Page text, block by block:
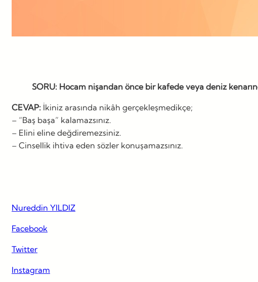
SORU: Hocam nişandan önce bir kafede veya deniz
CEVAP: İkiniz arasında nikâh gerçekleşmedikçe;
– “Baş başa” kalamazsınız.
– Elini eline değdiremezsiniz.
– Cinsellik ihtiva eden sözler konuşamazsınız.
Nureddin YILDIZ
Facebook
Twitter
Instagram